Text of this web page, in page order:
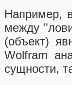
Например,
между
(объект)
Wolfram
сущности,